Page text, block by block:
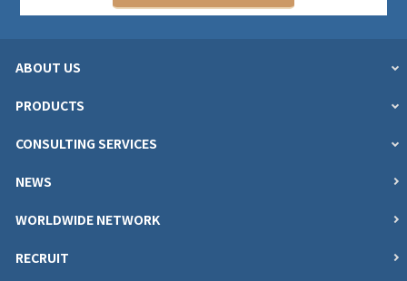
ABOUT US
PRODUCTS
CONSULTING SERVICES
NEWS
WORLDWIDE NETWORK
RECRUIT